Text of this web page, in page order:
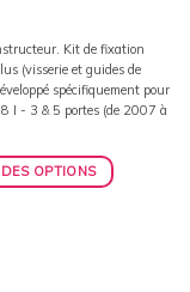
Kit de fixation
(visserie et guides de
spécifiquement pour
I - 3 & 5 portes (de 2007 à
OPTIONS